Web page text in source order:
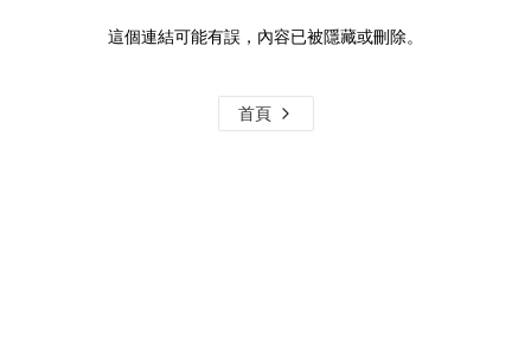
這個連結可能有誤，內容已被隱藏或刪除。
首頁